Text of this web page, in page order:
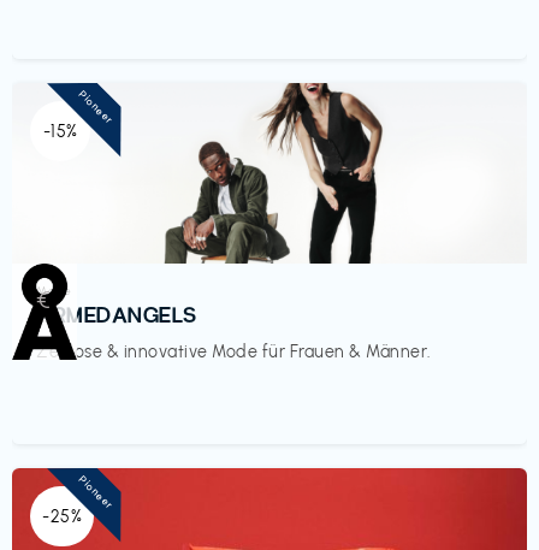
-15%
Mode
ARMEDANGELS
Zeitlose & innovative Mode für Frauen & Männer.
€‎
Pioneer
-25%
Pioneer